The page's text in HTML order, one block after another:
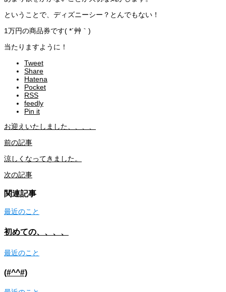
ということで、ディズニーシー？とんでもない！
1万円の商品券です( *´艸｀)
当たりますように！
Tweet
Share
Hatena
Pocket
RSS
feedly
Pin it
お迎えいたしました、、、、
前の記事
涼しくなってきました。
次の記事
関連記事
最近のこと
初めての、、、、
最近のこと
(#^^#)